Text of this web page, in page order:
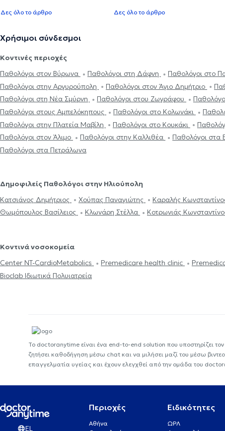
Δες όλο το άρθρο Δες όλο το άρθρο
Χρήσιμοι σύνδεσμοι
Κοντινές περιοχές
Παθολόγοι στον Βύρωνα
Παθολόγοι στη Δάφνη Παθολόγοι στο
Παθολόγοι στην Αργυρούπολη
Παθολόγοι στον Άγιο Δημήτριο
Παθολόγοι στη Νέα Σμύρνη
Παθολόγοι στου Ζωγράφου
Παθολόγοι στους Αμπελόκηπους
Παθολόγοι στο Κολωνάκι
Παθολόγοι στην Πλατεία Μαβίλη
Παθολόγοι στο Κουκάκι
Παθολόγοι στον Άλιμο
Παθολόγοι στην Καλλιθέα
Παθολόγοι στα
Παθολόγοι στα Πετράλωνα
Δημοφιλείς Παθολόγοι στην Ηλιούπολη
Κατσιάνος Δημήτριος
Χούπας Παναγιώτης Καραλής
Θωμόπουλος Βασίλειος
Κλωνάρη Στέλλα Κοτρωνιάς
Κοντινά νοσοκομεία
Center NT-CardioMetabolics
Premedicare health clinic
Bioclab Ιδιωτικά Πολυιατρεία
Το doctoranytime είναι ένα end-to-end solution που υποστηρίζει τον
ζητήσει καθοδήγηση μέσω chat και να μιλήσει μαζί του μέσω
επαγγελματία υγείας και έχουν ελεγχθεί από την ομάδα του
EL
Περιοχές
Αθήνα
Ειδικότητες
ΩΡΛ